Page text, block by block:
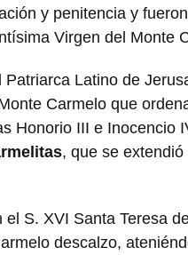
y penitencia y
Virgen del Monte
Patriarca Latino de
Carmelo que
Honorio III e Inocencio
, que se
el S. XVI Santa Teresa
descalzo,